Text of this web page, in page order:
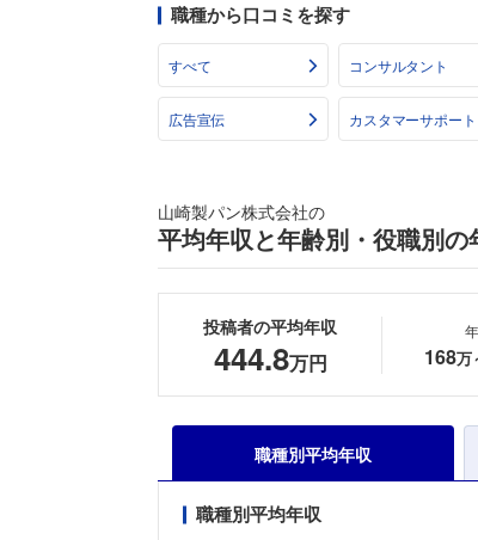
職種から口コミを探す
すべて コンサルタント
広告宣伝 カスタマーサポート
山崎製パン株式会社の
平均年収と年齢別・役職別の
投稿者の平均年収
444.8万円 168万
職種別平均年収
職種別平均年収